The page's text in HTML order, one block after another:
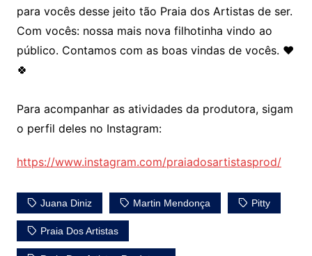
para vocês desse jeito tão Praia dos Artistas de ser.
Com vocês: nossa mais nova filhotinha vindo ao
público. Contamos com as boas vindas de vocês. ❤
🍀
Para acompanhar as atividades da produtora, sigam
o perfil deles no Instagram:
https://www.instagram.com/praiadosartistasprod/
Juana Diniz Martin Mendonça Pitty
Praia Dos Artistas